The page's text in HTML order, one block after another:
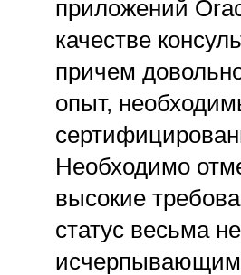
приложений
качестве
причем
опыт,
Необходимо
высокие
статус весьма